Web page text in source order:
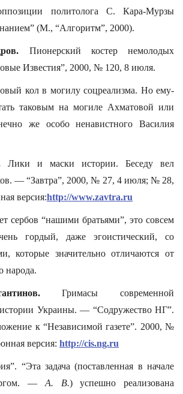
политолога С. Кара-Мурзы
(М., “Алгоритм”, 2000).
Пионерский костер немолодых
Известия”, 2000, № 120, 8 июля.
кол в могилу соцреализма. Но ему-
таковым на могиле Ахматовой или
же особо ненавистного Василия
Лики и маски истории. Беседу вел
— “Завтра”, 2000, № 27, 4 июля; № 28,
версия:http://www.zavtra.ru
сербов “нашими братьями”, это совсем
гордый, даже эгоистический, со
которые значительно отличаются от
народа.
Гримасы современной
Украины. — “Содружество НГ”.
к “Независимой газете”. 2000, №
версия: http://cis.ng.ru
“Эта задача (поставленная в начале
— А. В.) успешно реализована